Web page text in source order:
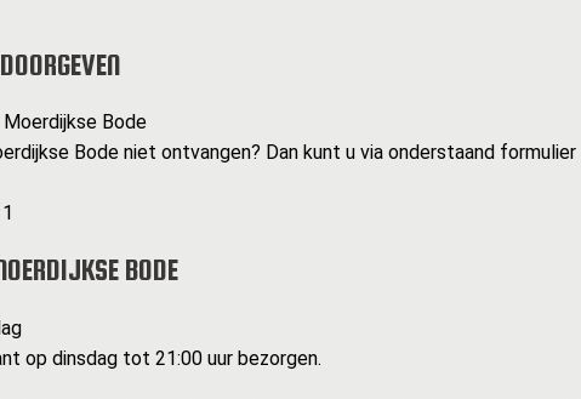
Bode
Bode niet ontvangen? Dan kunt u via onderstaand formulier
BODE
op dinsdag tot 21:00 uur bezorgen.